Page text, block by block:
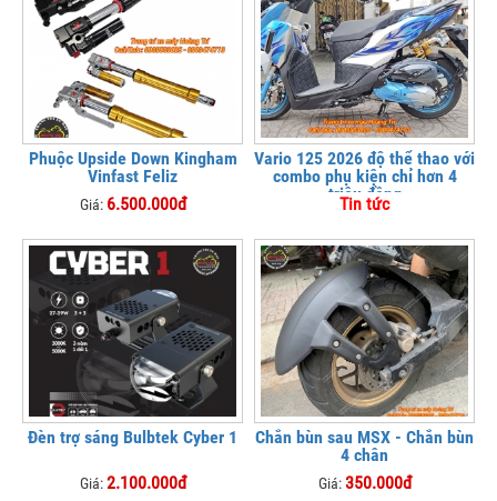
Phuộc Upside Down Kingham
Vinfast Feliz
Giá: 6.500.000đ
Vario 125 2026 độ thể thao với
combo phụ kiện chỉ hơn 4
triệu đồng
Tin tức
Đèn trợ sáng Bulbtek Cyber 1
Giá:2.100.000đ
Chắn bùn sau MSX - Chắn bùn
4 chân
Giá:350.000đ